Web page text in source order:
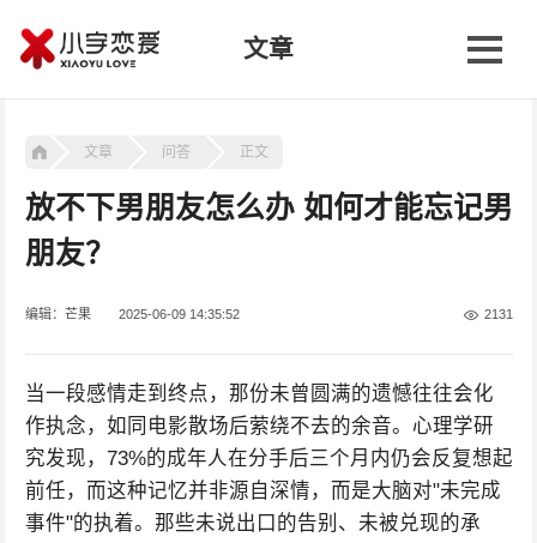
文章
文章 问答 正文
放不下男朋友怎么办 如何才能忘记男
朋友？
编辑：芒果 2025-06-09 14:35:52 2131
当一段感情走到终点，那份未曾圆满的遗憾往往会化
作执念，如同电影散场后萦绕不去的余音。心理学研
究发现，73%的成年人在分手后三个月内仍会反复想起
前任，而这种记忆并非源自深情，而是大脑对"未完成
事件"的执着。那些未说出口的告别、未被兑现的承